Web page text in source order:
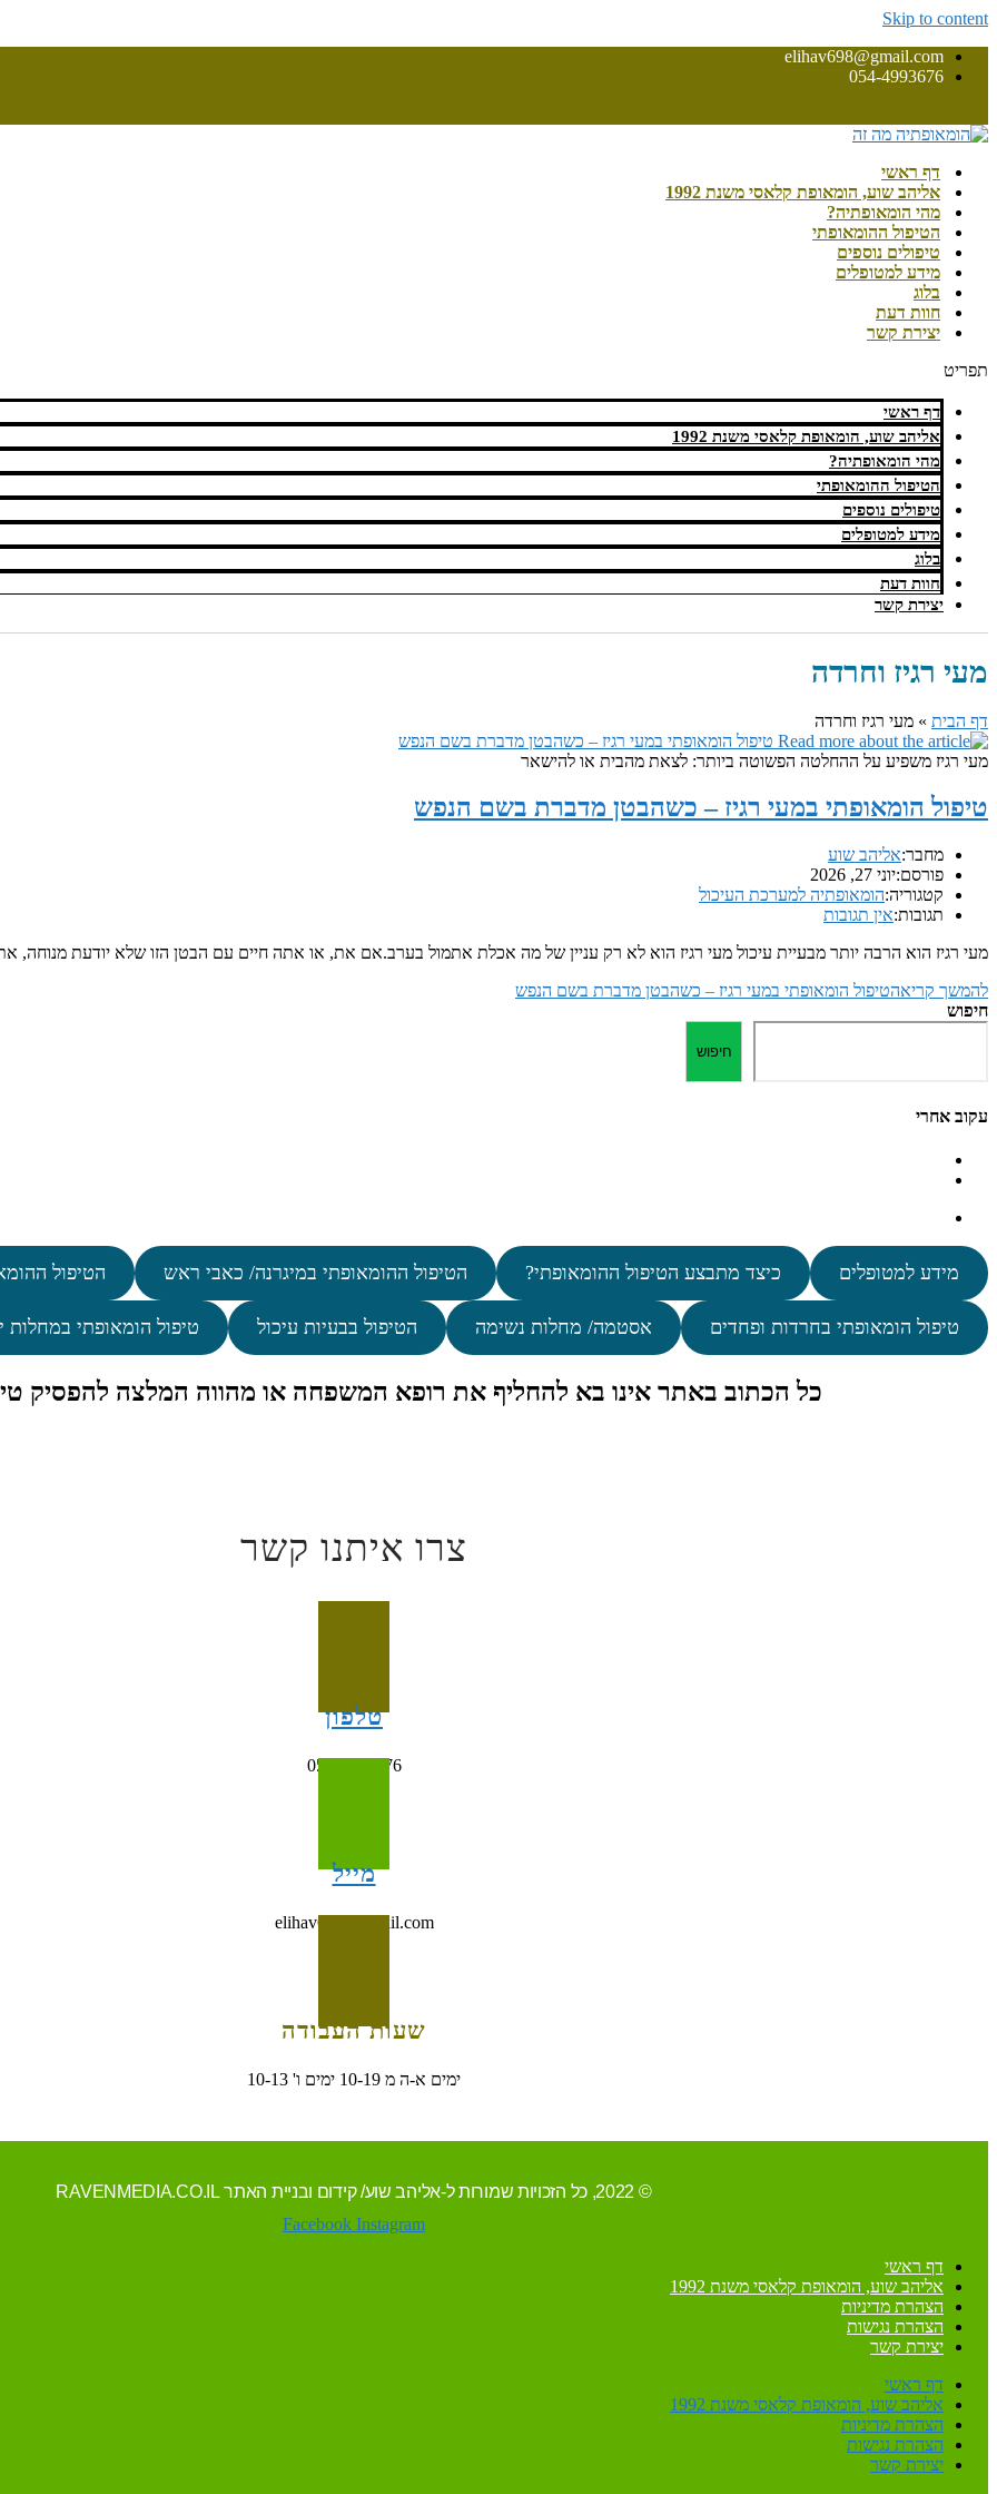
Skip to content
elihav698@gmail.com
054-4993676
דף ראשי
אליהב שוע, הומאופת קלאסי משנת 1992
מהי הומאופתיה?
הטיפול ההומאופתי
טיפולים נוספים
מידע למטופלים
בלוג
חוות דעת
יצירת קשר
תפריט
דף ראשי
אליהב שוע, הומאופת קלאסי משנת 1992
מהי הומאופתיה?
הטיפול ההומאופתי
טיפולים נוספים
מידע למטופלים
בלוג
חוות דעת
יצירת קשר
מעי רגיז וחרדה
דף הבית » מעי רגיז וחרדה
מעי רגיז משפיע על ההחלטה הפשוטה ביותר: לצאת מהבית או להישאר
טיפול הומאופתי במעי רגיז – כשהבטן מדברת בשם הנפש
מחבר:אליהב שוע
פורסם:יוני 27, 2026
קטגוריה:הומאופתיה למערכת העיכול
תגובות:אין תגובות
מעי רגיז הוא הרבה יותר מבעיית עיכול מעי רגיז הוא לא רק עניין של מה אכלת אתמול בערב.אם את, או אתה חיים עם הבטן הזו שלא יודעת
להמשך קריאהטיפול הומאופתי במעי רגיז – כשהבטן מדברת בשם הנפש
חיפוש
חיפוש
עקוב אחרי
מידע למטופלים כיצד מתבצע הטיפול ההומאופתי? הטיפול ההומאופתי במיגרנה/ כאבי ראש הטיפול
טיפול הומאופתי בחרדות ופחדים אסטמה/ מחלות נשימה הטיפול בבעיות עיכול טיפול הומאופתי במחלות
כל הכתוב באתר אינו בא להחליף את רופא המשפחה או מהווה המלצה להפסיק
צרו איתנו קשר
טלפון
054-4993676
מייל
elihav698@gmail.com
שעות העבודה
ימים א-ה מ 10-19 ימים ו' 10-13
© 2022, כל הזכויות שמורות ל-אליהב שוע/ קידום ובניית האתר RAVENMEDIA.CO.IL
Facebook Instagram
דף ראשי
אליהב שוע, הומאופת קלאסי משנת 1992
הצהרת מדיניות
הצהרת נגישות
יצירת קשר
דף ראשי
אליהב שוע, הומאופת קלאסי משנת 1992
הצהרת מדיניות
הצהרת נגישות
יצירת קשר